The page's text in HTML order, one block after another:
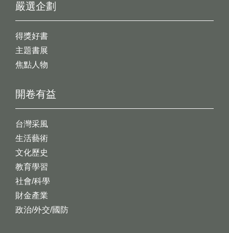
開卷有益
台灣采風
生活藝術
文化歷史
教育學習
社會/科學
財金產業
政治/外交/國防
嚴選企劃
得獎好書
主題書展
焦點人物